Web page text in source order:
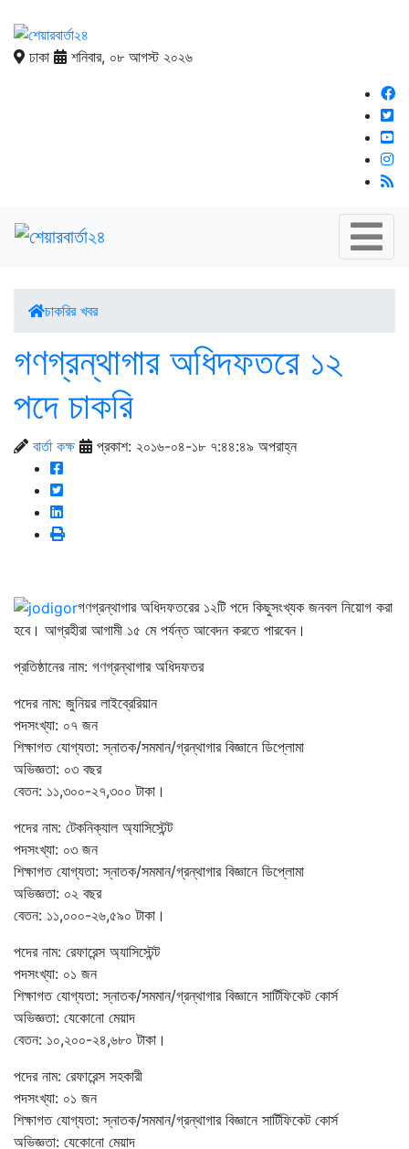
ঢাকা শনিবার, ০৮ আগস্ট ২০২৬
চাকরির খবর
গণগ্রন্থাগার অধিদফতরে ১২
পদে চাকরি
বার্তা কক্ষ প্রকাশ: ২০১৬-০৪-১৮ ৭:৪৪:৪৯ অপরাহ্ন
গণগ্রন্থাগার অধিদফতরের ১২টি পদে কিছুসংখ্যক জনবল নিয়োগ করা
হবে। আগ্রহীরা আগামী ১৫ মে পর্যন্ত আবেদন করতে পারবেন।
প্রতিষ্ঠানের নাম: গণগ্রন্থাগার অধিদফতর
পদের নাম: জুনিয়র লাইব্রেরিয়ান
পদসংখ্যা: ০৭ জন
শিক্ষাগত যোগ্যতা: স্নাতক/সমমান/গ্রন্থাগার বিজ্ঞানে ডিপ্লোমা
অভিজ্ঞতা: ০৩ বছর
বেতন: ১১,৩০০-২৭,৩০০ টাকা।
পদের নাম: টেকনিক্যাল অ্যাসিস্টেন্ট
পদসংখ্যা: ০৩ জন
শিক্ষাগত যোগ্যতা: স্নাতক/সমমান/গ্রন্থাগার বিজ্ঞানে ডিপ্লোমা
অভিজ্ঞতা: ০২ বছর
বেতন: ১১,০০০-২৬,৫৯০ টাকা।
পদের নাম: রেফারেন্স অ্যাসিস্টেন্ট
পদসংখ্যা: ০১ জন
শিক্ষাগত যোগ্যতা: স্নাতক/সমমান/গ্রন্থাগার বিজ্ঞানে সার্টিফিকেট কোর্স
অভিজ্ঞতা: যেকোনো মেয়াদ
বেতন: ১০,২০০-২৪,৬৮০ টাকা।
পদের নাম: রেফারেন্স সহকারী
পদসংখ্যা: ০১ জন
শিক্ষাগত যোগ্যতা: স্নাতক/সমমান/গ্রন্থাগার বিজ্ঞানে সার্টিফিকেট কোর্স
অভিজ্ঞতা: যেকোনো মেয়াদ